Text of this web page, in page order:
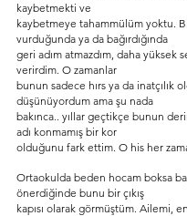
kaybetmekti ve
kaybetmeye tahammülüm yoktu.
vurduğunda ya da bağırdığında
geri adım atmazdım, daha yüksek
verirdim. O zamanlar
bunun sadece hırs ya da inatçılık
düşünüyordum ama şu nada
bakınca.. yıllar geçtikçe bunun
adı konmamış bir kor
olduğunu fark ettim. O his her
Ortaokulda beden hocam boksa
önerdiğinde bunu bir çıkış
kapısı olarak görmüştüm. Ailemi,